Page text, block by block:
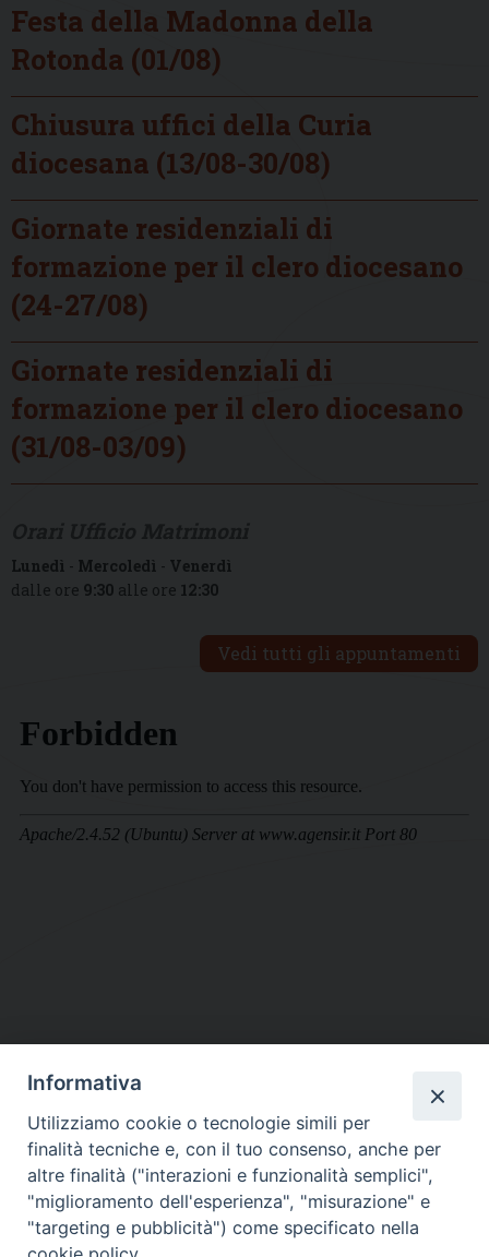
Festa della Madonna della
Rotonda (01/08)
Chiusura uffici della Curia
diocesana (13/08-30/08)
Giornate residenziali di
formazione per il clero diocesano
(24-27/08)
Giornate residenziali di
formazione per il clero diocesano
(31/08-03/09)
Lunedì - Mercoledì - Venerdì
dalle ore 9:30 alle ore 12:30
Vedi tutti gli appuntamenti
DIOCESI SUBURBICARIA DI ALBANO
Contatti:Tel.: 06.93268401 - Fax.: 06.9323844
E-mail:curia@diocesidialbano.it
Orari: dal Lunedì al Venerdì Ore: 9:00 - 13:00
Informativa
Utilizziamo cookie o tecnologie simili per
finalità tecniche e, con il tuo consenso, anche per
altre finalità ("interazioni e funzionalità semplici",
"miglioramento dell'esperienza", "misurazione" e
"targeting e pubblicità") come specificato nella